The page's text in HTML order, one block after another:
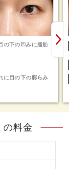
の下の凹みに脂肪
に目の下の膨らみ
の料金